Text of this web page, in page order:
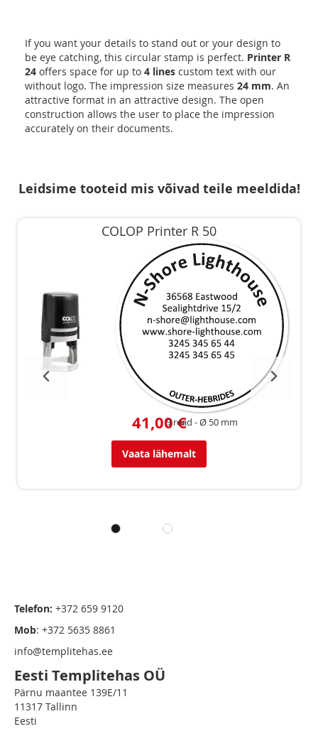
If you want your details to stand out or your design to
be eye catching, this circular stamp is perfect. Printer R
24 offers space for up to 4 lines custom text with our
without logo. The impression size measures 24 mm. An
attractive format in an attractive design. The open
construction allows the user to place the impression
accurately on their documents.
Leidsime tooteid mis võivad teile meeldida!
COLOP Printer R 50
9 read Ø 50 mm
41,00 €
Vaata lähemalt
Telefon: +372 659 9120
Mob: +372 5635 8861
info@templitehas.ee
Eesti Templitehas OÜ
Pärnu maantee 139E/11
11317 Tallinn
Eesti